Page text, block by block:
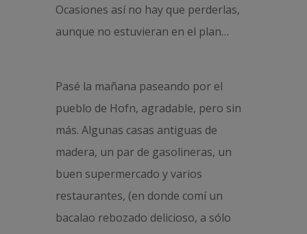
Ocasiones así no hay que perderlas,
aunque no estuvieran en el plan…
Pasé la mañana paseando por el
pueblo de Hofn, agradable, pero sin
más. Algunas casas antiguas de
madera, un par de gasolineras, un
buen supermercado y varios
restaurantes, (en donde comí un
bacalao rebozado delicioso, a sólo